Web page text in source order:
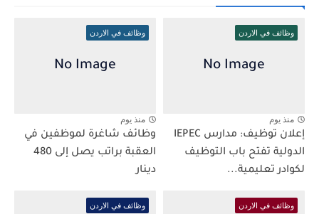
وظائف في الاردن
منذ يوم
إعلان توظيف: مدارس IEPEC
الدولية تفتح باب التوظيف
لكوادر تعليمية...
وظائف في الاردن
منذ يوم
وظائف شاغرة لموظفين في
العقبة براتب يصل إلى 480
دينار
وظائف في الاردن وظائف في الاردن